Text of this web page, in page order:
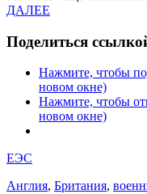
ДАЛЕЕ
Поделиться
Нажмите, чтобы
новом окне)
Нажмите, чтобы
новом окне)
ЕЭС
Англия, Британия,